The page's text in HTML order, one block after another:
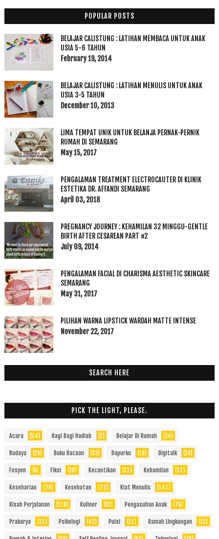
POPULAR POSTS
BELAJAR CALISTUNG : LATIHAN MEMBACA UNTUK ANAK
USIA 5-6 TAHUN
February 19, 2014
BELAJAR CALISTUNG : LATIHAN MENULIS UNTUK ANAK
USIA 3-5 TAHUN
December 10, 2013
LIMA TEMPAT UNIK UNTUK BELANJA PERNAK-PERNIK
RUMAH DI SEMARANG
May 15, 2017
PENGALAMAN TREATMENT ELECTROCAUTER DI KLINIK
ESTETIKA DR. AFFANDI SEMARANG
April 03, 2018
PREGNANCY JOURNEY : KEHAMILAN 32 MINGGU-GENTLE
BIRTH AFTER CESAREAN PART #2
July 09, 2014
PENGALAMAN FACIAL DI CHARISMA AESTHETIC SKINCARE
SEMARANG
May 31, 2017
PILIHAN WARNA LIPSTICK WARDAH MATTE INTENSE
November 22, 2017
SEARCH HERE
PICK THE LIGHT, PLEASE.
Acara (54) Bagi Bagi Hadiah (2) Belajar Di Rumah (24)
Budaya (29) Buku Bacaan (33) Dapurku (18) Digitalk (28)
Fesyen (9) Fiksi (28) Kecantikan (31) Kehamilan (17)
Keseharian (78) Kesehatan (71) Kiat Menulis (141)
Kisah Perjalanan (118) Kuliner (82) Pengasuhan Anak (76)
Prakarya (11) Psikologi (42) Puisi (21) Ramah Lingkungan (13)